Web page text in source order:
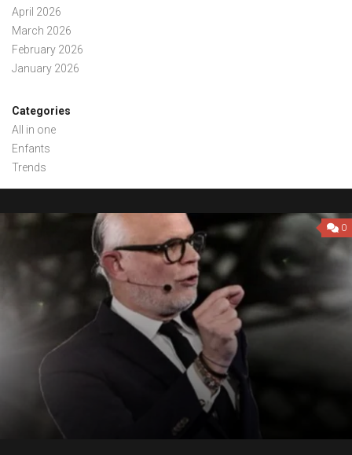
April 2026
March 2026
February 2026
January 2026
Categories
All in one
Enfants
Trends
0